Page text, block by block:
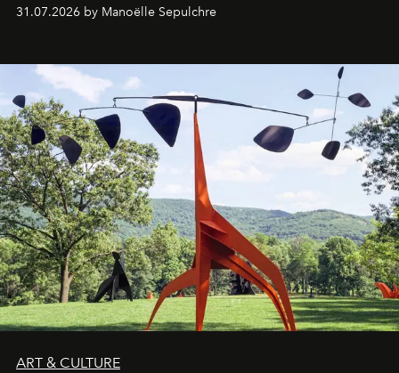
31.07.2026 by Manoëlle Sepulchre
ART & CULTURE